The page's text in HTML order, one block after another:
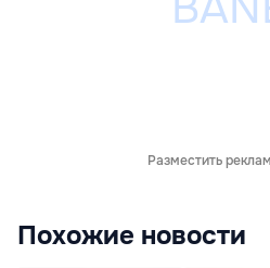
Разместить
Похожие новости